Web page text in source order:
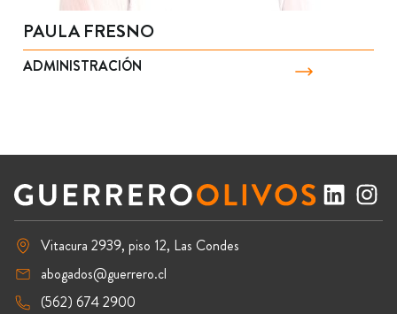
PAULA FRESNO
ADMINISTRACIÓN
Vitacura 2939, piso 12, Las Condes
abogados@guerrero.cl
(562) 674 2900